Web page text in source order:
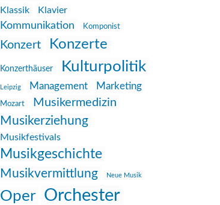
Klassik Klavier
Kommunikation Komponist
Konzert Konzerte
Konzerthäuser Kulturpolitik
Leipzig Management Marketing
Mozart Musikermedizin
Musikerziehung
Musikfestivals
Musikgeschichte
Musikvermittlung Neue Musik
Oper Orchester